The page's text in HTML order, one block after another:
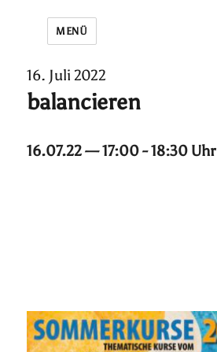
MENÜ
16. Juli 2022
balancieren
16.07.22 — 17:00 - 18:30 Uhr